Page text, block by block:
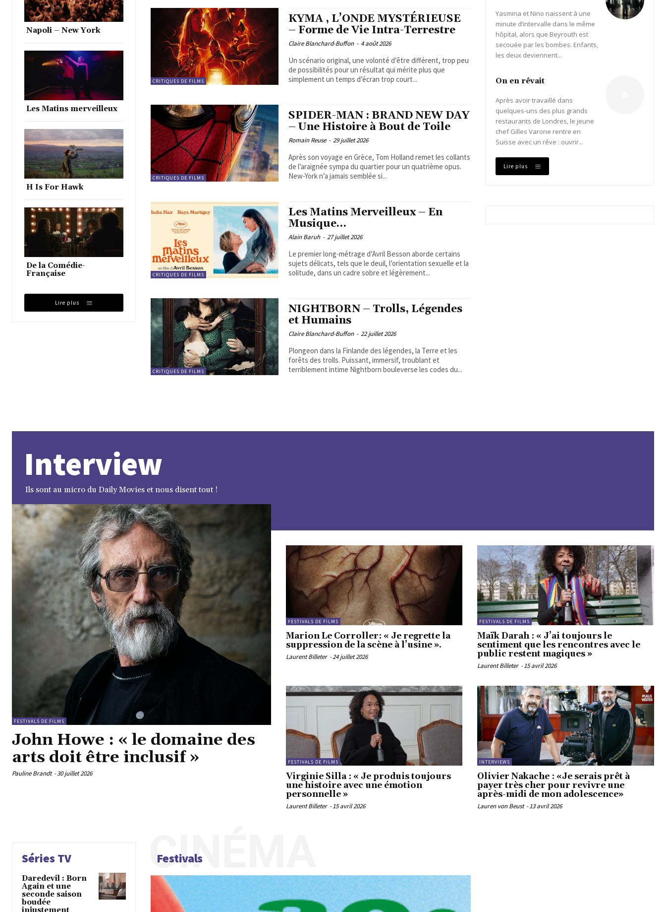
Napoli – New York
Les Matins merveilleux
H Is For Hawk
De la Comédie-
Française
Lire plus
CRITIQUES DE FILMS
KYMA , L’ONDE MYSTÉRIEUSE
– Forme de Vie Intra-Terrestre
Claire Blanchard-Buffon - 4 août 2026
Un scénario original, une volonté d’être différent, trop peu
de possibilités pour un résultat qui mérite plus que
simplement un temps d’écran trop court...
CRITIQUES DE FILMS
SPIDER-MAN : BRAND NEW DAY
– Une Histoire à Bout de Toile
Romain Reuse - 29 juillet 2026
Après son voyage en Grèce, Tom Holland remet les collants
de l’araignée sympa du quartier pour un quatrième opus.
New-York n’a jamais semblée si...
CRITIQUES DE FILMS
Les Matins Merveilleux – En
Musique…
Alain Baruh - 27 juillet 2026
Le premier long-métrage d’Avril Besson aborde certains
sujets délicats, tels que le deuil, l’orientation sexuelle et la
solitude, dans un cadre sobre et légèrement...
CRITIQUES DE FILMS
NIGHTBORN – Trolls, Légendes
et Humains
Claire Blanchard-Buffon - 22 juillet 2026
Plongeon dans la Finlande des légendes, la Terre et les
forêts des trolls. Puissant, immersif, troublant et
terriblement intime Nightborn bouleverse les codes du...
Yasmina et Nino naissent à une
minute d’intervalle dans le même
hôpital, alors que Beyrouth est
secouée par les bombes. Enfants,
les deux deviennent...
On en rêvait
Après avoir travaillé dans
quelques-uns des plus grands
restaurants de Londres, le jeune
chef Gilles Varone rentre en
Suisse avec un rêve : ouvrir...
Lire plus
Interview
Ils sont au micro du Daily Movies et nous disent tout !
FESTIVALS DE FILMS
John Howe : « le domaine des
arts doit être inclusif »
Pauline Brandt -30 juillet 2026
FESTIVALS DE FILMS
Marion Le Corroller: « Je regrette la
suppression de la scène à l’usine ».
Laurent Billeter -24 juillet 2026
FESTIVALS DE FILMS
Maïk Darah : « J’ai toujours le
sentiment que les rencontres avec le
public restent magiques »
Laurent Billeter -15 avril 2026
FESTIVALS DE FILMS
Virginie Silla : « Je produis toujours
une histoire avec une émotion
personnelle »
Laurent Billeter - 15 avril 2026
INTERVIEWS
Olivier Nakache : «Je serais prêt à
payer très cher pour revivre une
après-midi de mon adolescence»
Lauren von Beust -13 avril 2026
Séries TV
Daredevil : Born
Again et une
seconde saison
boudée
injustement
Festivals
CINÉMA